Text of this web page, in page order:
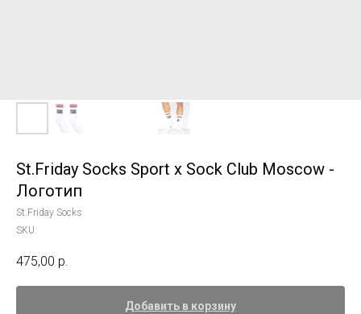
St.Friday Socks Sport x Sock Club Moscow -
Логотип
St.Friday Socks
SKU:
475,00 р.
Добавить в корзину